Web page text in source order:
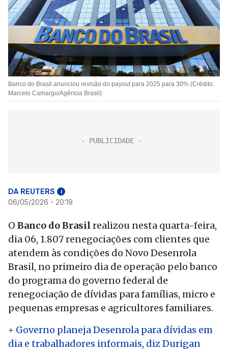
Banco do Brasil anunciou revisão do payout para 2025 para 30% (Crédito:
Marcelo Camargo/Agência Brasil)
DA REUTERS i
06/05/2026 - 20:19
O Banco do Brasil realizou nesta quarta-feira,
dia 06, 1.807 renegociações com clientes que
atendem às condições do Novo Desenrola
Brasil, no primeiro dia de operação pelo banco
do programa do governo federal de
renegociação de dívidas para famílias, micro e
pequenas empresas e agricultores familiares.
+ Governo planeja Desenrola para dívidas em
dia e trabalhadores informais, diz Durigan